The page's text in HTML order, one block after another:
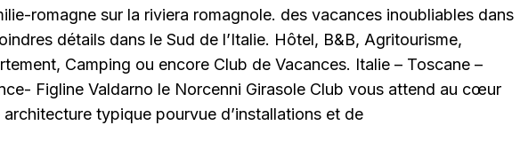
romagne sur la riviera romagnole. des vacances inoubliables dans
détails dans le Sud de l’Italie. Hôtel, B&B, Agritourisme,
Camping ou encore Club de Vacances. Italie – Toscane –
Figline Valdarno le Norcenni Girasole Club vous attend au cœur
architecture typique pourvue d’installations et de